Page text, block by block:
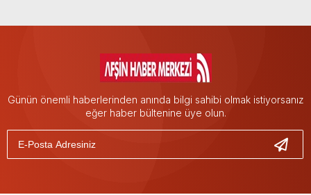
Günün önemli haberlerinden anında bilgi sahibi olmak istiyorsanız
eğer haber bültenine üye olun.